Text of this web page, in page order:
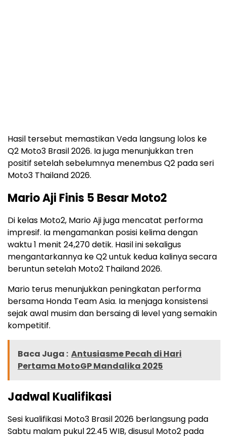
Hasil tersebut memastikan Veda langsung lolos ke
Q2 Moto3 Brasil 2026. Ia juga menunjukkan tren
positif setelah sebelumnya menembus Q2 pada seri
Moto3 Thailand 2026.
Mario Aji Finis 5 Besar Moto2
Di kelas Moto2, Mario Aji juga mencatat performa
impresif. Ia mengamankan posisi kelima dengan
waktu 1 menit 24,270 detik. Hasil ini sekaligus
mengantarkannya ke Q2 untuk kedua kalinya secara
beruntun setelah Moto2 Thailand 2026.
Mario terus menunjukkan peningkatan performa
bersama Honda Team Asia. Ia menjaga konsistensi
sejak awal musim dan bersaing di level yang semakin
kompetitif.
Baca Juga : Antusiasme Pecah di Hari
Pertama MotoGP Mandalika 2025
Jadwal Kualifikasi
Sesi kualifikasi Moto3 Brasil 2026 berlangsung pada
Sabtu malam pukul 22.45 WIB, disusul Moto2 pada